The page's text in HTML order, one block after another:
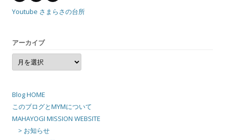
Youtube さまらさの台所
アーカイブ
ア
ー
カ
Blog HOME
このブログとMYMについて
MAHAYOGI MISSION WEBSITE
> お知らせ